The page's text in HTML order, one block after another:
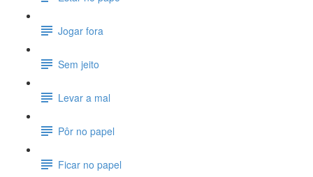
Jogar fora
Sem jeito
Levar a mal
Pôr no papel
Ficar no papel